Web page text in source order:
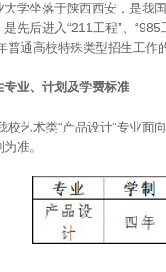
坐落于陕西西安，是我国
先后进入“211工程”、
普通高校特殊类型招生工
业、计划及学费标准
术类“产品设计”专业面向
准。